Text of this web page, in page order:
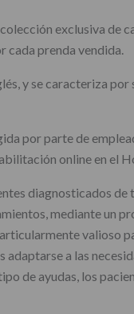
exclusiva de
cada prenda vendida.
y se caracteriza por
por parte de
online en el
diagnosticados de
mediante un
valioso
a las
de ayudas, los